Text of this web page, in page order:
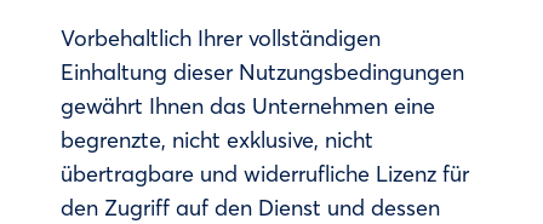
Vorbehaltlich Ihrer vollständigen
Einhaltung dieser Nutzungsbedingungen
gewährt Ihnen das Unternehmen eine
begrenzte, nicht exklusive, nicht
übertragbare und widerrufliche Lizenz für
den Zugriff auf den Dienst und dessen